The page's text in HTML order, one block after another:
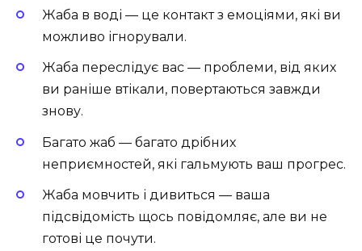
Жаба в воді — це контакт з емоціями, які ви
можливо ігнорували.
Жаба переслідує вас — проблеми, від яких
ви раніше втікали, повертаються завжди
знову.
Багато жаб — багато дрібних
неприємностей, які гальмують ваш прогрес.
Жаба мовчить і дивиться — ваша
підсвідомість щось повідомляє, але ви не
готові це почути.